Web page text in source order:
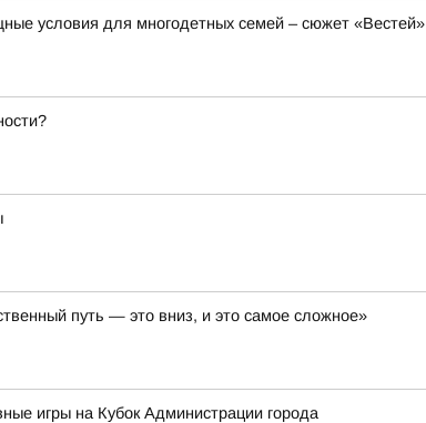
условия для многодетных семей – сюжет «Вестей»
путь — это вниз, и это самое сложное»
игры на Кубок Администрации города